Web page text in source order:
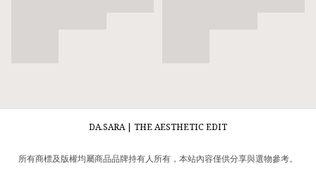
DA.SARA | THE AESTHETIC EDIT
所有商標及版權均屬商品品牌持有人所有，本站內容僅供分享與選物參考。